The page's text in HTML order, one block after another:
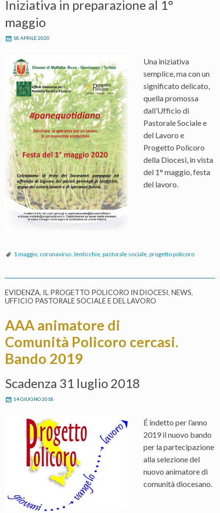
Iniziativa in preparazione al 1°
maggio
18 APRILE 2020
Una iniziativa
semplice, ma con un
significato delicato,
quella promossa
dall’Ufficio di
Pastorale Sociale e
del Lavoro e
Progetto Policoro
della Diocesi, in vista
del 1° maggio, festa
del lavoro.
1 maggio coronavirus lenticchie pastorale sociale progetto policoro
EVIDENZA, IL PROGETTO POLICORO IN DIOCESI, NEWS,
UFFICIO PASTORALE SOCIALE E DEL LAVORO
AAA animatore di
Comunità Policoro cercasi.
Bando 2019
Scadenza 31 luglio 2018
14 GIUGNO 2018
É indetto per l’anno
2019 il nuovo bando
per la partecipazione
alla selezione del
nuovo animatore di
comunità diocesano.